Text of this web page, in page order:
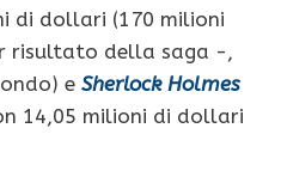
di dollari (170 milioni
risultato della saga -,
e Sherlock Holmes
14,05 milioni di dollari